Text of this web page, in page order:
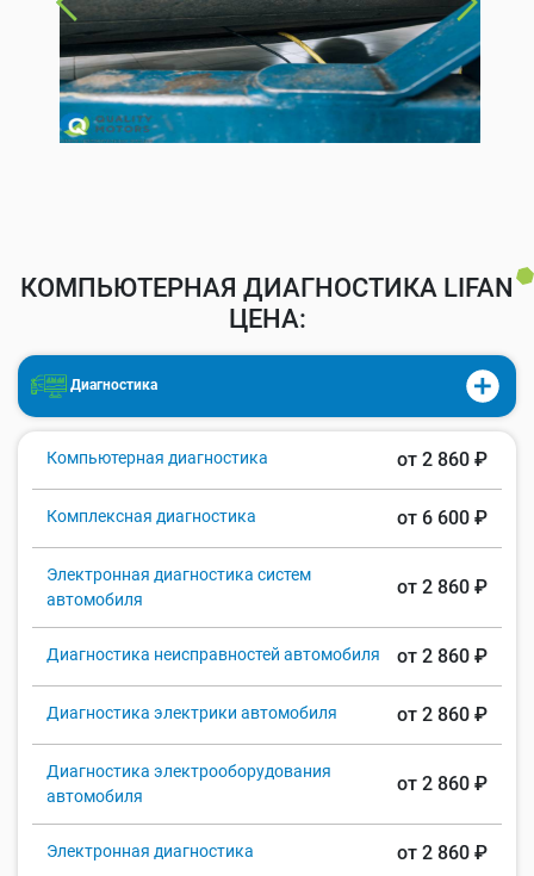
КОМПЬЮТЕРНАЯ ДИАГНОСТИКА LIFAN
ЦЕНА:
Диагностика
Компьютерная диагностика от 2 860 ₽
Комплексная диагностика от 6 600 ₽
Электронная диагностика систем
автомобиля
от 2 860 ₽
Диагностика неисправностей автомобиля от 2 860 ₽
Диагностика электрики автомобиля от 2 860 ₽
Диагностика электрооборудования
автомобиля
от 2 860 ₽
Электронная диагностика от 2 860 ₽